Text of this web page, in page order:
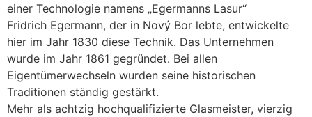
einer Technologie namens „Egermanns Lasur“
Fridrich Egermann, der in Nový Bor lebte, entwickelte
hier im Jahr 1830 diese Technik. Das Unternehmen
wurde im Jahr 1861 gegründet. Bei allen
Eigentümerwechseln wurden seine historischen
Traditionen ständig gestärkt.
Mehr als achtzig hochqualifizierte Glasmeister, vierzig